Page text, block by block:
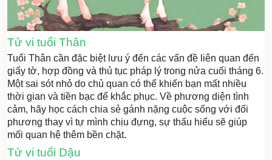
Tử vi tuổi Thân
Tuổi Thân cần đặc biệt lưu ý đến các vấn đề liên quan đến
giấy tờ, hợp đồng và thủ tục pháp lý trong nửa cuối tháng 6.
Một sai sót nhỏ do chủ quan có thể khiến bạn mất nhiều
thời gian và tiền bạc để khắc phục. Về phương diện tình
cảm, hãy học cách chia sẻ gánh nặng cuộc sống với đối
phương thay vì tự mình chịu đựng, sự thấu hiểu sẽ giúp
mối quan hệ thêm bền chặt.
Tử vi tuổi Dậu